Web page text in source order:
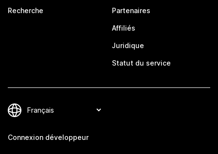
Recherche Partenaires
Affiliés
Juridique
Statut du service
Connexion développeur